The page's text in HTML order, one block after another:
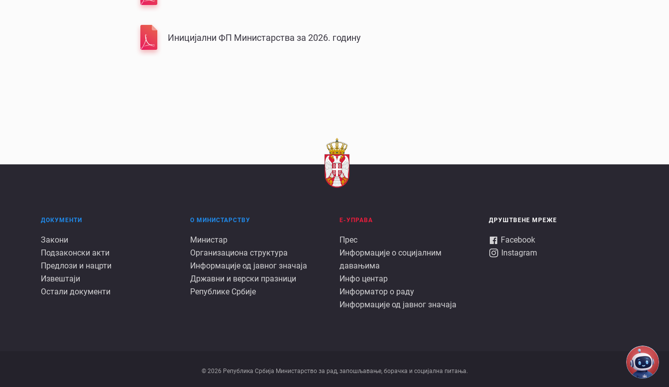
Иницијални ФП Министарства за 2026. годину
Документи
ДОКУМЕНТИ
Закони
Подзаконски акти
Предлози и нацрти
Извештаји
Остали документи
О
министарству
О МИНИСТАРСТВУ
Министар
Организациона структура
Информације од јавног значаја
Државни и верски празници
Републике Србије
Е
управа
Е-УПРАВА
Прес
Информације о социјалним
давањима
Инфо центар
Информатор о раду
Информације од јавног значаја
ДРУШТВЕНЕ МРЕЖЕ
Facebook
Instagram
© 2026 Републикa Србијa Министарство за рад, запошљавање, борачка и социјална питања.